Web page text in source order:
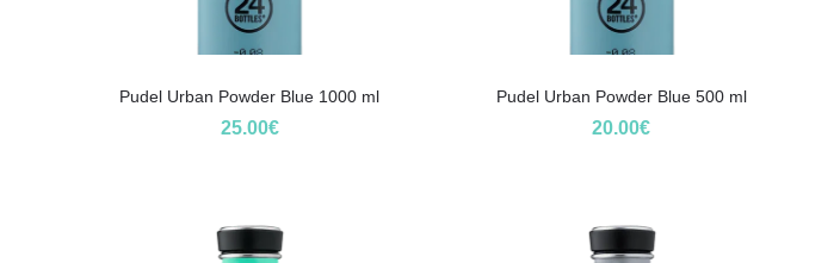
Pudel Urban Powder Blue 1000 ml
25.00€
Pudel Urban Powder Blue 500 ml
20.00€